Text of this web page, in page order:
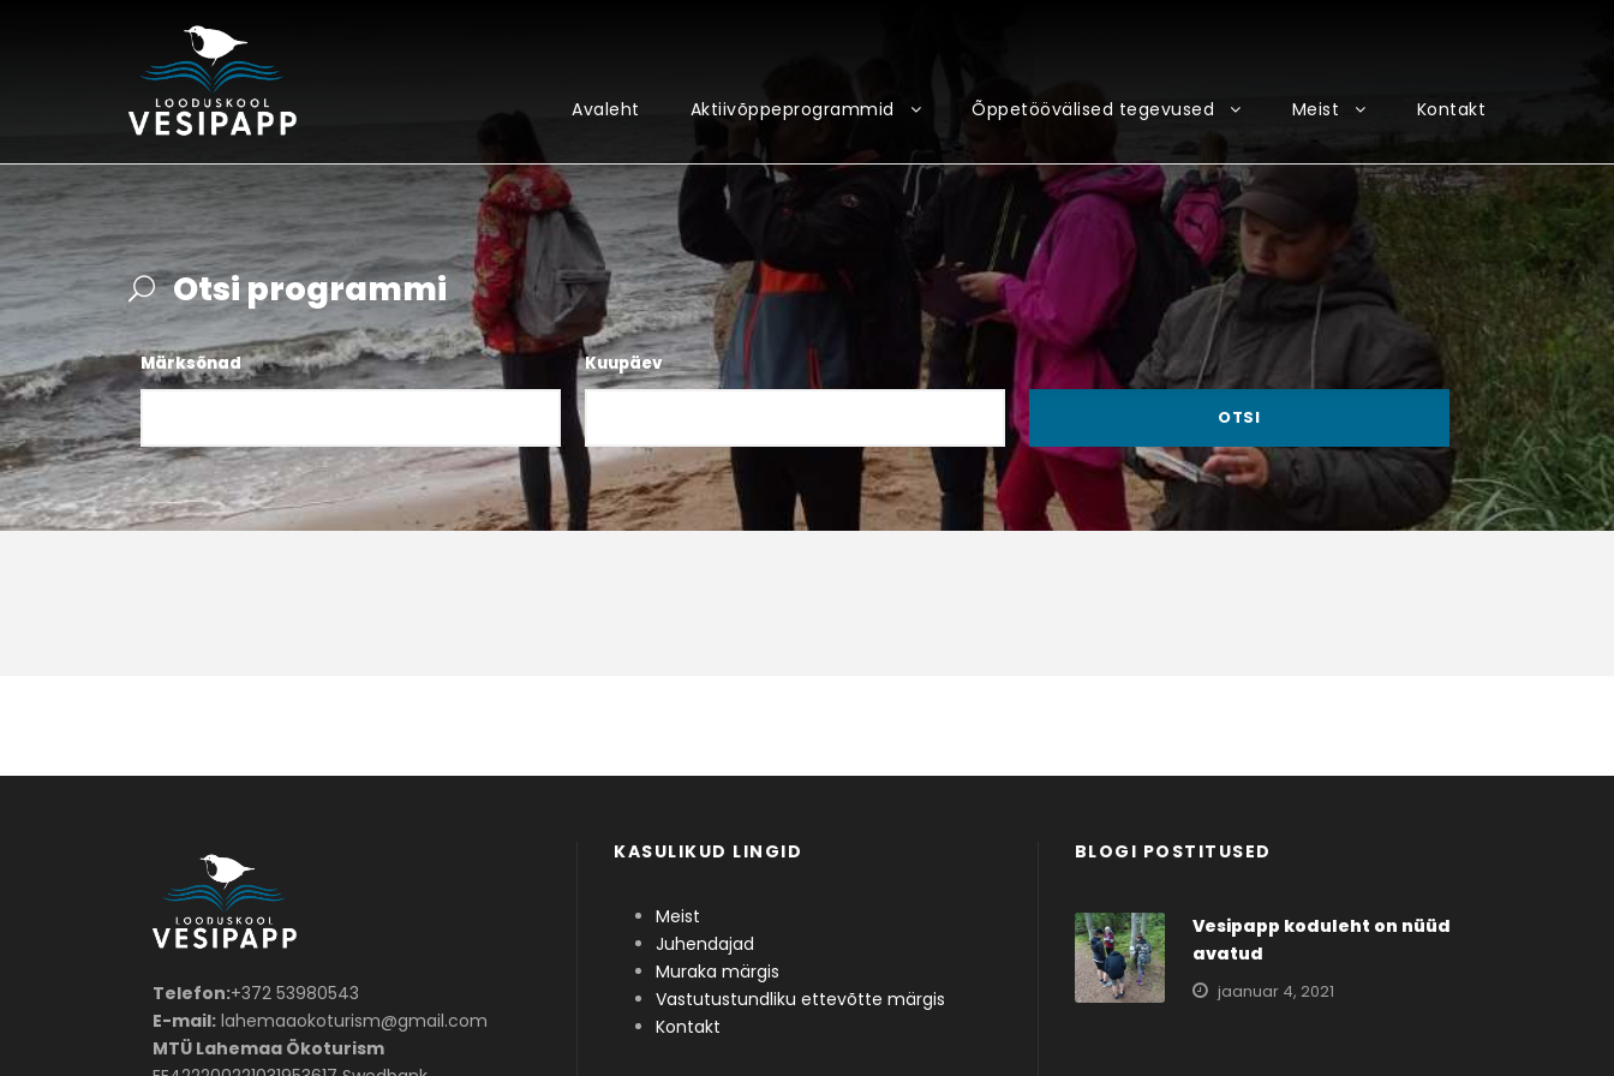
Avaleht Aktiivõppeprogrammid Õppetöövälised tegevused Meist Kontakt
Otsi programmi
Märksõnad Kuupäev
Telefon:+372 53980543
E-mail: lahemaaokoturism@gmail.com
MTÜ Lahemaa Ökoturism
KASULIKUD LINGID
Meist
Juhendajad
Muraka märgis
Vastutustundliku ettevõtte märgis
Kontakt
BLOGI POSTITUSED
Vesipapp koduleht on nüüd
avatud
jaanuar 4, 2021